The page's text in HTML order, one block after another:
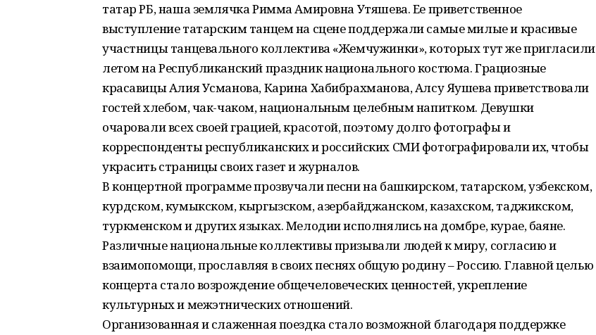
татар РБ, наша землячка Римма Амировна Утяшева. Ее приветственное
выступление татарским танцем на сцене поддержали самые милые и красивые
участницы танцевального коллектива «Жемчужинки», которых тут же пригласили
летом на Республиканский праздник национального костюма. Грациозные
красавицы Алия Усманова, Карина Хабибрахманова, Алсу Яушева приветствовали
гостей хлебом, чак-чаком, национальным целебным напитком. Девушки
очаровали всех своей грацией, красотой, поэтому долго фотографы и
корреспонденты республиканских и российских СМИ фотографировали их, чтобы
украсить страницы своих газет и журналов.
В концертной программе прозвучали песни на башкирском, татарском, узбекском,
курдском, кумыкском, кыргызском, азербайджанском, казахском, таджикском,
туркменском и других языках. Мелодии исполнялись на домбре, курае, баяне.
Различные национальные коллективы призывали людей к миру, согласию и
взаимопомощи, прославляя в своих песнях общую родину – Россию. Главной целью
концерта стало возрождение общечеловеческих ценностей, укрепление
культурных и межэтнических отношений.
Организованная и слаженная поездка стало возможной благодаря поддержке